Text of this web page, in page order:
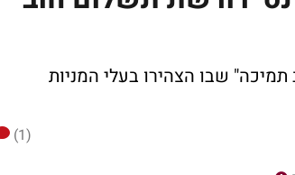
שבו הצהירו בעלי המניות
(1)